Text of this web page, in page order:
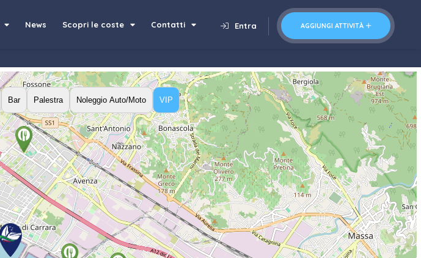
AGGIUNGI ATTIVITÀ
Entra
News Scopri le coste Contatti
Bar Palestra Noleggio Auto/Moto VIP